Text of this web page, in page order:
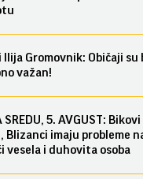
Ilija Gromovnik: Običaji su
važan!
SREDU, 5. AVGUST:
Blizanci imaju probleme
vesela i duhovita osoba